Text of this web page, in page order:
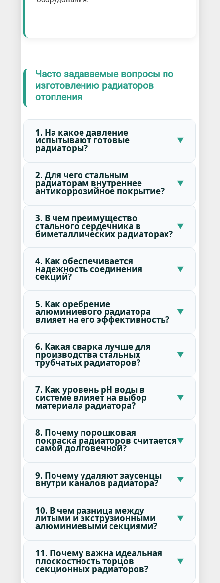
Часто задаваемые вопросы по
изготовлению радиаторов
отопления
1. На какое давление
испытывают готовые
радиаторы?
2. Для чего стальным
радиаторам внутреннее
антикоррозийное покрытие?
3. В чем преимущество
стального сердечника в
биметаллических радиаторах?
4. Как обеспечивается
надежность соединения
секций?
5. Как оребрение
алюминиевого радиатора
влияет на его эффективность?
6. Какая сварка лучше для
производства стальных
трубчатых радиаторов?
7. Как уровень pH воды в
системе влияет на выбор
материала радиатора?
8. Почему порошковая
покраска радиаторов считается
самой долговечной?
9. Почему удаляют заусенцы
внутри каналов радиатора?
10. В чем разница между
литыми и экструзионными
алюминиевыми секциями?
11. Почему важна идеальная
плоскостность торцов
секционных радиаторов?